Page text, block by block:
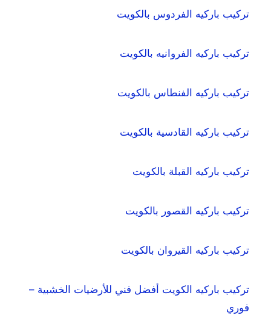
تركيب باركيه الفردوس بالكويت
تركيب باركيه الفروانيه بالكويت
تركيب باركيه الفنطاس بالكويت
تركيب باركيه القادسية بالكويت
تركيب باركيه القبلة بالكويت
تركيب باركيه القصور بالكويت
تركيب باركيه القيروان بالكويت
تركيب باركيه الكويت أفضل فني للأرضيات الخشبية –
فوري